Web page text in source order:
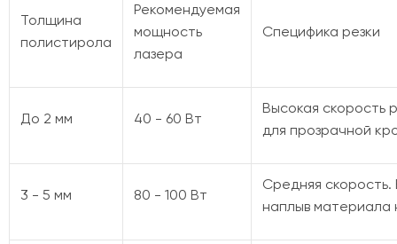
Толщина
полистирола
Рекомендуемая
мощность
лазера
Специфика резки
До 2 мм 40 - 60 Вт
Высокая скорость
для прозрачной
3 - 5 мм 80 - 100 Вт
Средняя скорость.
наплыв материала